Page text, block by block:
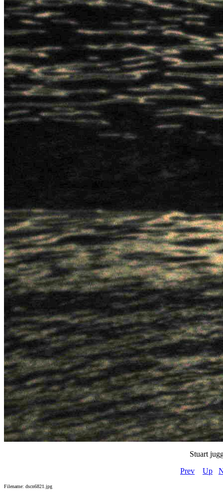
Stuart
Prev
Up
Filename: dscn6821.jpg